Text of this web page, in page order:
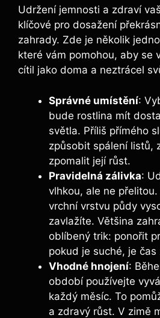
Udržení jemnosti a zdraví
klíčové pro dosažení
zahrady. Zde je několik
které vám pomohou, aby se
cítil jako doma a neztrácel
Správné umístění:
bude rostlina mít
světla. Příliš přímého
způsobit spálení listů,
zpomalit její růst.
Pravidelná zálivka:
vlhkou, ale ne
vrchní vrstvu půdy
zavlažíte. Většina
oblíbený trik: ponořit
pokud je suché, je čas
Vhodné hnojení:
období používejte
každý měsíc. To
a zdravý růst. V zimě